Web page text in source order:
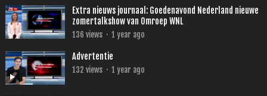
Extra nieuws journaal: Goedenavond Nederland nieuwe
zomertalkshow van Omroep WNL
136 views · 1 year ago
Advertentie
132 views · 1 year ago